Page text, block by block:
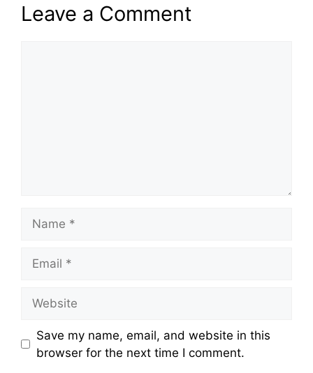
Leave a Comment
Save my name, email, and website in this
browser for the next time I comment.